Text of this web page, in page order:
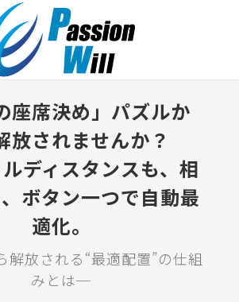
座席決め」パズルか
放されませんか？
ディスタンスも、相
ボタン一つで自動最
適化。
放される“最適配置”の仕組
みとは─